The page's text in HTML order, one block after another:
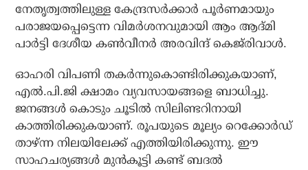
നേതൃത്വത്തിലുള്ള കേന്ദ്രസര്‍ക്കാര്‍ പൂര്‍ണമായും
പരാജയപ്പെട്ടെന്ന വിമര്‍ശനവുമായി ആം ആദ്മി
പാര്‍ട്ടി ദേശീയ കണ്‍വീനര്‍ അരവിന്ദ് കെജ്‌രിവാള്‍.
ഓഹരി വിപണി തകര്‍ന്നുകൊണ്ടിരിക്കുകയാണ്,
എല്‍.പി.ജി ക്ഷാമം വ്യവസായങ്ങളെ ബാധിച്ചു.
ജനങ്ങള്‍ കൊടും ചൂടില്‍ സിലിണ്ടറിനായി
കാത്തിരിക്കുകയാണ്. രൂപയുടെ മൂല്യം റെക്കോര്‍ഡ്
താഴ്ന്ന നിലയിലേക്ക് എത്തിയിരിക്കുന്നു. ഈ
സാഹചര്യങ്ങള്‍ മുന്‍കൂട്ടി കണ്ട് ബദല്‍